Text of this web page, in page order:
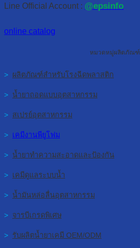
Line Official Account : @epsinfo
online catalog
หมวดหมู่ผลิตภัณฑ์
> ผลิตภัณฑ์สำหรับโรงฉีดพลาสติก
> น้ำยาถอดแบบอุตสาหกรรม
> สเปรย์อุตสาหกรรม
> เคมีงานพียูโฟม
> น้ำยาทำความสะอาดและป้องกัน
> เคมีดูแลระบบน้ำ
> น้ำมันหล่อลื่นอุตสาหกรรม
> จารบีเกรดพิเศษ
> รับผลิตน้ำยาเคมี OEM/ODM